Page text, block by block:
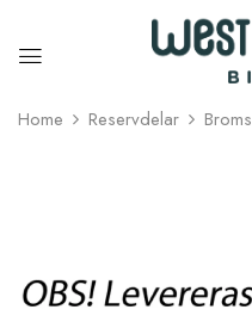
Home Reservdelar Broms